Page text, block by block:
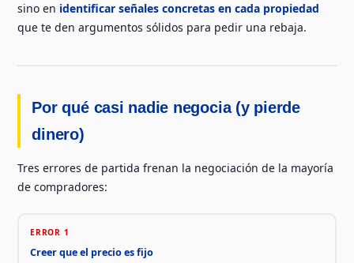
sino en identificar señales concretas en cada propiedad
que te den argumentos sólidos para pedir una rebaja.
Por qué casi nadie negocia (y pierde
dinero)
Tres errores de partida frenan la negociación de la mayoría
de compradores:
ERROR 1
Creer que el precio es fijo